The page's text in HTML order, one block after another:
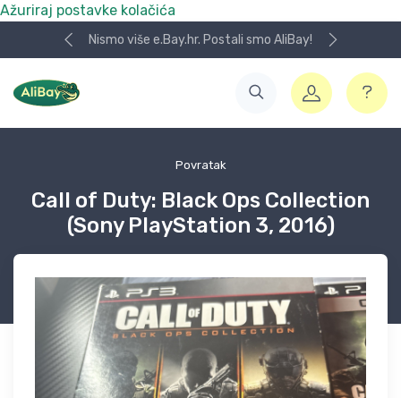
Ažuriraj postavke kolačića
Nismo više e.Bay.hr. Postali smo AliBay!
Povratak
Call of Duty: Black Ops Collection
(Sony PlayStation 3, 2016)